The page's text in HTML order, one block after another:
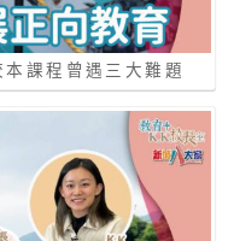
課程曾遇三大難題